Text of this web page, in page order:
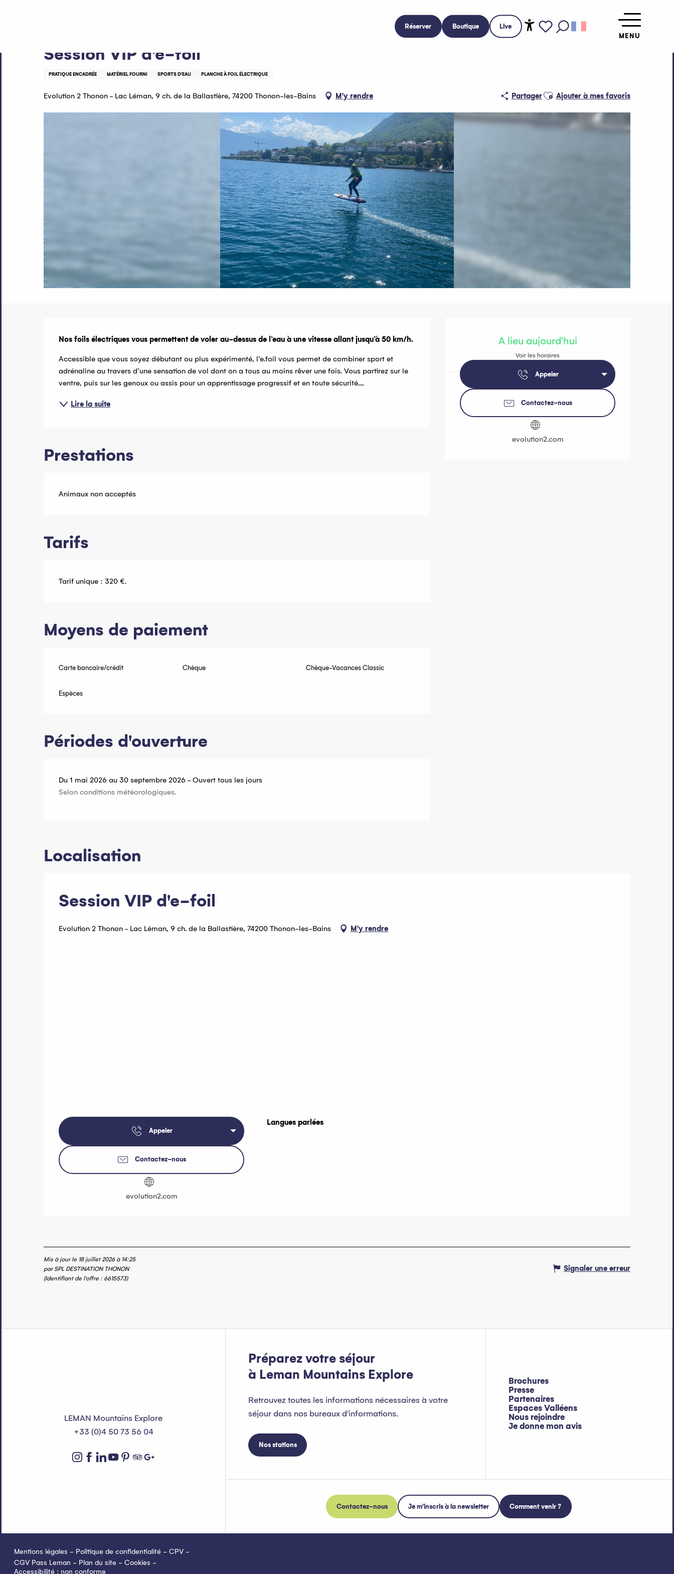
Réserver Boutique Live
MENU
Session VIP d'e-foil
PRATIQUE ENCADRÉE MATÉRIEL FOURNI SPORTS D'EAU PLANCHE À FOIL ÉLECTRIQUE
Evolution 2 Thonon - Lac Léman, 9 ch. de la Ballastière, 74200 Thonon-les-Bains M'y rendre PartagerAjouter aux favoris
Ajouter à mes favoris
Ouverture et
A lieu aujourd'hui
Voir les horaires
Appeler
Contactez-nous
evolution2.com
Description
Nos foils électriques vous permettent de voler au-dessus de l’eau à une vitesse allant jusqu’à 50 km/h.
Accessible que vous soyez débutant ou plus expérimenté, l’e.foil vous permet de combiner sport et
adrénaline au travers d’une sensation de vol dont on a tous au moins rêver une fois. Vous partirez sur le
ventre, puis sur les genoux ou assis pour un apprentissage progressif et en toute sécurité....
Lire la suite
Prestations
Animaux non acceptés
Tarifs
Tarif unique : 320 €.
Moyens de paiement
Carte bancaire/crédit Chèque Chèque-Vacances Classic
Espèces
Périodes d'ouverture
Du 1 mai 2026 au 30 septembre 2026 - Ouvert tous les jours
Selon conditions météorologiques.
Localisation
Session VIP d'e-foil
Evolution 2 Thonon - Lac Léman, 9 ch. de la Ballastière, 74200 Thonon-les-Bains M'y rendre
Appeler
Contactez-nous
evolution2.com
Langues parlées
Langues parlées
Mis à jour le 18 juillet 2026 à 14:25
par SPL DESTINATION THONON
(Identifiant de l'offre : 6615573)
Signaler une erreur
LEMAN Mountains Explore
+33 (0)4 50 73 56 04
Préparez votre séjour
à Leman Mountains Explore
Retrouvez toutes les informations nécessaires à votre
séjour dans nos bureaux d'informations.
Nos stations
Brochures
Presse
Partenaires
Espaces Valléens
Nous rejoindre
Je donne mon avis
Contactez-nous Je m'inscris à la newsletter Comment venir ?
Mentions légales Politique de confidentialité
CPV
CGV Pass Leman
Plan du site
Cookies
Accessibilité : non conforme